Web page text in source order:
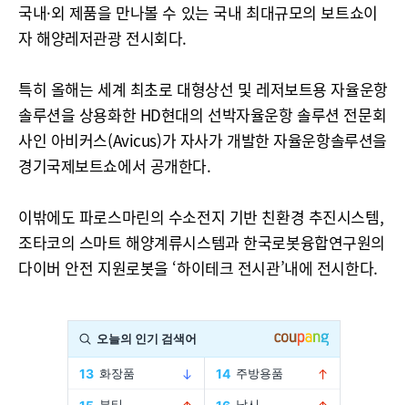
국내·외 제품을 만나볼 수 있는 국내 최대규모의 보트쇼이
자 해양레저관광 전시회다.
특히 올해는 세계 최초로 대형상선 및 레저보트용 자율운항
솔루션을 상용화한 HD현대의 선박자율운항 솔루션 전문회
사인 아비커스(Avicus)가 자사가 개발한 자율운항솔루션을
경기국제보트쇼에서 공개한다.
이밖에도 파로스마린의 수소전지 기반 친환경 추진시스템,
조타코의 스마트 해양계류시스템과 한국로봇융합연구원의
다이버 안전 지원로봇을 ‘하이테크 전시관’내에 전시한다.